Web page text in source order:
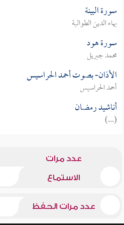
سورة البينة
بهاء الدين الطوالبة
سورة هود
محمد جبريل
الأذان- بصوت أحمد الحراسيس
أحمد الحراسيس
أناشيد رمضان
(...)
عدد مرات
الاستماع
عدد مرات الحفظ